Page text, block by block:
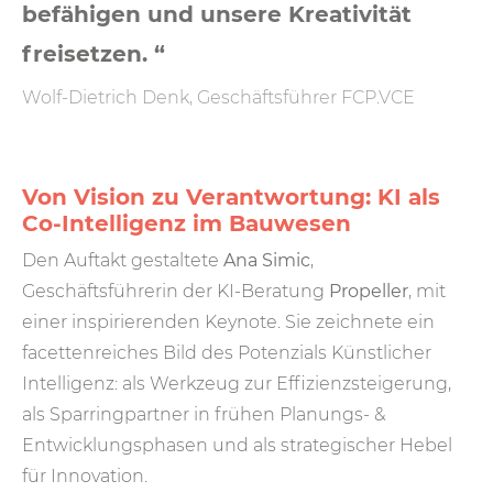
befähigen und unsere Kreativität
freisetzen. “
Wolf-Dietrich Denk, Geschäftsführer FCP.VCE
Von Vision zu Verantwortung: KI als
Co-Intelligenz im Bauwesen
Den Auftakt gestaltete Ana Simic,
Geschäftsführerin der KI-Beratung Propeller, mit
einer inspirierenden Keynote. Sie zeichnete ein
facettenreiches Bild des Potenzials Künstlicher
Intelligenz: als Werkzeug zur Effizienzsteigerung,
als Sparringpartner in frühen Planungs- &
Entwicklungsphasen und als strategischer Hebel
für Innovation.